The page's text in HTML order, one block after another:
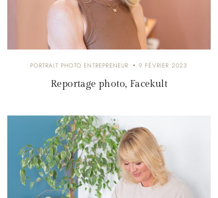
PORTRAIT PHOTO ENTREPRENEUR 9 FÉVRIER 2023
Reportage photo, Facekult